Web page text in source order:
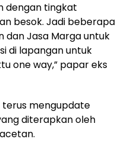
dengan tingkat
besok. Jadi beberapa
dan Jasa Marga untuk
di lapangan untuk
one way,” papar eks
terus mengupdate
diterapkan oleh